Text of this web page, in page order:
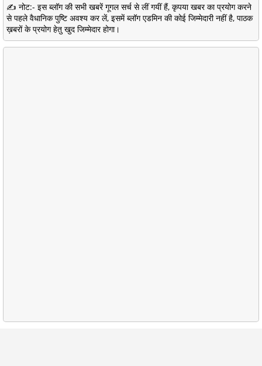
✍️ नोट:- इस ब्लॉग की सभी खबरें गूगल सर्च से लीं गयीं हैं, कृपया खबर का प्रयोग करने
से पहले वैधानिक पुष्टि अवश्य कर लें, इसमें ब्लॉग एडमिन की कोई जिम्मेदारी नहीं है, पाठक
ख़बरों के प्रयोग हेतु खुद जिम्मेदार होगा।